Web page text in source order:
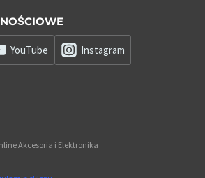
YouTube Instagram
Akcesoria i Elektronika